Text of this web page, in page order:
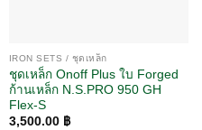
IRON SETS / ชุดเหล็ก
ชุดเหล็ก Onoff Plus ใบ Forged
ก้านเหล็ก N.S.PRO 950 GH
Flex-S
3,500.00 ฿